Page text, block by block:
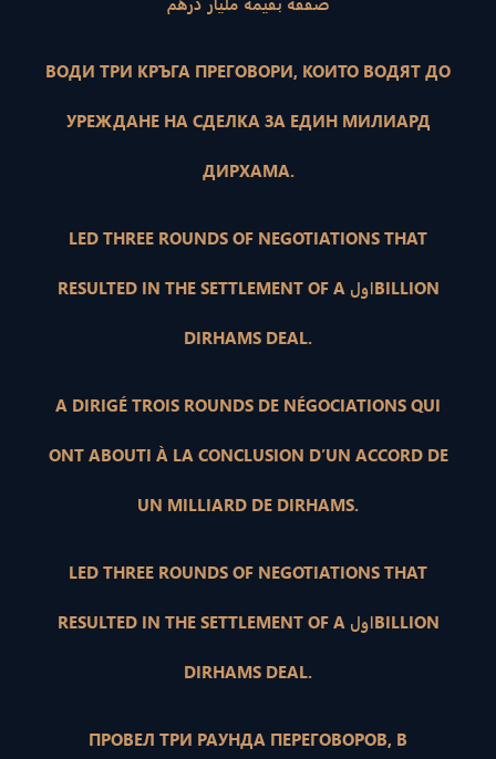
ВОДИ ТРИ КРЪГА ПРЕГОВОРИ, КОИТО ВОДЯТ ДО
УРЕЖДАНЕ НА СДЕЛКА ЗА ЕДИН МИЛИАРД
ДИРХАМА.
LED THREE ROUNDS OF NEGOTIATIONS THAT
RESULTED IN THE SETTLEMENT OF A اولBILLION
DIRHAMS DEAL.
A DIRIGÉ TROIS ROUNDS DE NÉGOCIATIONS QUI
ONT ABOUTI À LA CONCLUSION D’UN ACCORD DE
UN MILLIARD DE DIRHAMS.
LED THREE ROUNDS OF NEGOTIATIONS THAT
RESULTED IN THE SETTLEMENT OF A اولBILLION
DIRHAMS DEAL.
ПРОВЕЛ ТРИ РАУНДА ПЕРЕГОВОРОВ, В